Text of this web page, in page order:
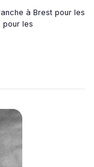
à Brest pour les
pour les